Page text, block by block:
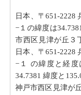
日本、〒651-2228
−１の緯度は
市西区見津が丘３
日本、〒651-2228
−１ の緯度と経度
34.7381 緯度と
神戸市西区見津が